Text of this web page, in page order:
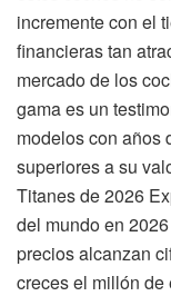
incremente con el
financieras tan
mercado de los
gama es un
modelos con años
superiores a su
Titanes de 2026
del mundo en
precios alcanzan
creces el millón de